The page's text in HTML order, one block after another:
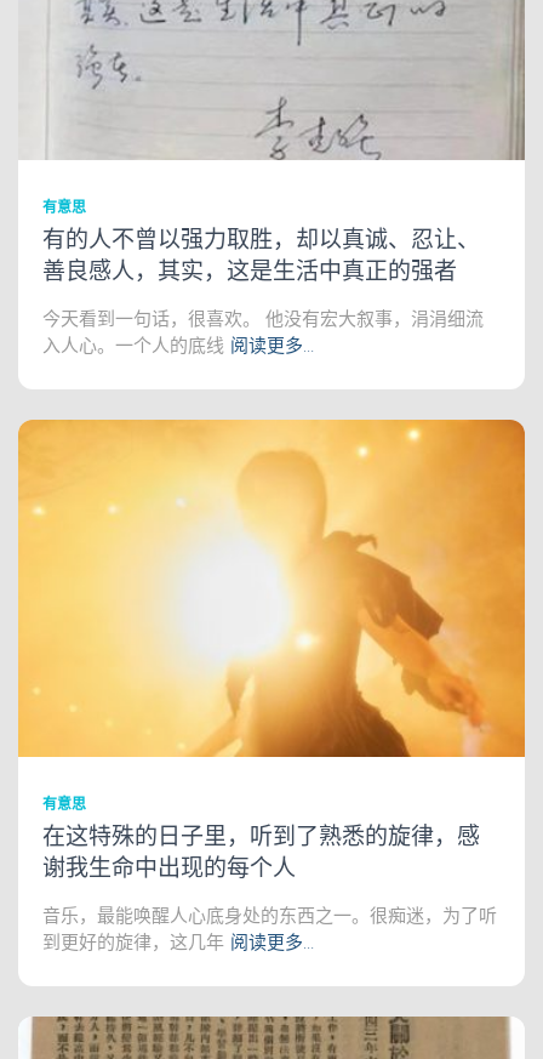
有意思
有的人不曾以强力取胜，却以真诚、忍让、
善良感人，其实，这是生活中真正的强者
今天看到一句话，很喜欢。 他没有宏大叙事，涓涓细流
入人心。一个人的底线 阅读更多…
有意思
在这特殊的日子里，听到了熟悉的旋律，感
谢我生命中出现的每个人
音乐，最能唤醒人心底身处的东西之一。很痴迷，为了听
到更好的旋律，这几年 阅读更多…